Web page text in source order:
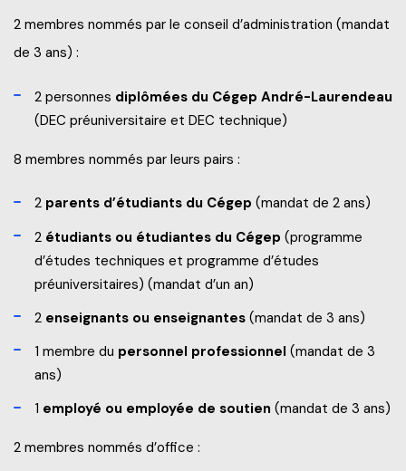
2 membres nommés par le conseil d’administration (mandat
de 3 ans) :
2 personnes diplômées du Cégep André-Laurendeau
(DEC préuniversitaire et DEC technique)
8 membres nommés par leurs pairs :
2 parents d’étudiants du Cégep (mandat de 2 ans)
2 étudiants ou étudiantes du Cégep (programme
d’études techniques et programme d’études
préuniversitaires) (mandat d’un an)
2 enseignants ou enseignantes(mandat de 3 ans)
1 membre du personnel professionnel (mandat de 3
ans)
1 employé ou employée de soutien (mandat de 3 ans)
2 membres nommés d’office :